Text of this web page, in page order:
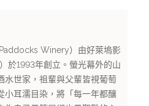
Winery）由好萊塢影
於1993年創立。螢光幕外的山
水世家，祖輩與父輩皆視葡萄
小耳濡目染，將「每一年都釀